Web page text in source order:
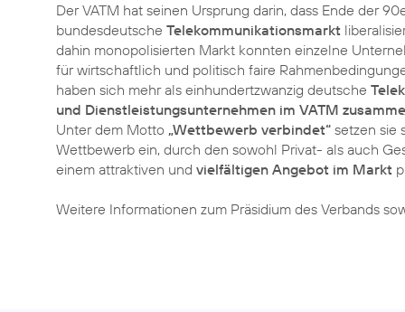
Der VATM hat seinen Ursprung darin, dass Ende der
bundesdeutsche Telekommunikationsmarkt
dahin monopolisierten Markt konnten einzelne
für wirtschaftlich und politisch faire
haben sich mehr als einhundertzwanzig deutsche
und Dienstleistungsunternehmen im VATM
Unter dem Motto „Wettbewerb verbindet“ setzen sie
Wettbewerb ein, durch den sowohl Privat- als auch
einem attraktiven und vielfältigen Angebot im Markt
Weitere Informationen zum Präsidium des Verbands